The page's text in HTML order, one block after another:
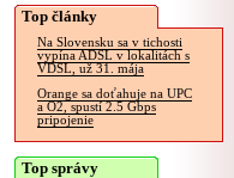
Top články
Na Slovensku sa v tichosti
vypína ADSL v lokalitách s
VDSL, už 31. mája
Orange sa doťahuje na UPC
a O2, spustí 2.5 Gbps
pripojenie
Top správy